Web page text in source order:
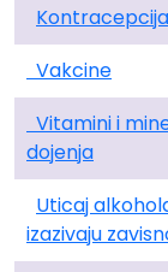
Vakcine
Vitamini i
dojenja
Uticaj
izazivaju